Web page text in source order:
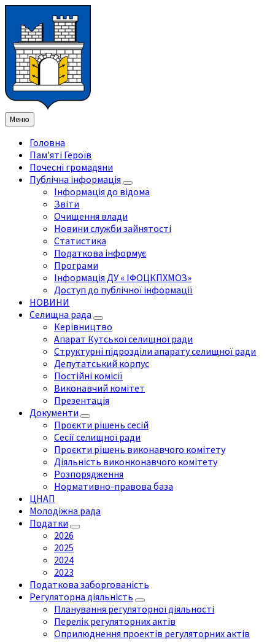
змісту
ліву
бічну
панель
праву
бічну
панель
нижнього
колонтитула
Меню
Головна
Пам'яті Героїв
Почесні громадяни
Публічна інформація
Інформація до відома
Звіти
Очищення влади
Новини служби зайнятості
Статистика
Податкова інформує
Програми
Інформація ДУ « ІФОЦКПХМОЗ»
Доступ до публічної інформації
НОВИНИ
Селищна рада
Керівництво
Апарат Кутської селищної ради
Структурні підрозділи апарату селищної ради
Депутатський корпус
Постійні комісії
Виконавчий комітет
Презентація
Документи
Проєкти рішень сесій
Сесії селищної ради
Проєкти рішень виконавчого комітету
Діяльність виконконавчого комітету
Розпорядження
Нормативно-правова база
ЦНАП
Молодіжна рада
Податки
2026
2025
2024
2023
Податкова заборгованість
Регуляторна діяльність
Планування регуляторної діяльності
Перелік регуляторних актів
Оприлюднення проектів регуляторних актів